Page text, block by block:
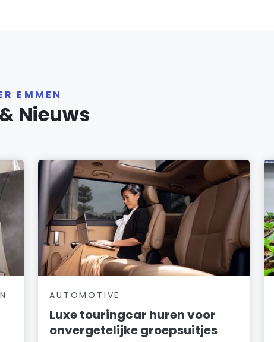
EMMEN
Nieuws
AUTOMOTIVE
Luxe touringcar huren voor
onvergetelijke groepsuitjes